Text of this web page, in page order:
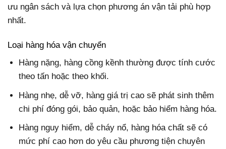
ưu ngân sách và lựa chọn phương án vận tải phù hợp
nhất.
Loại hàng hóa vận chuyển
Hàng nặng, hàng cồng kềnh thường được tính cước
theo tấn hoặc theo khối.
Hàng nhẹ, dễ vỡ, hàng giá trị cao sẽ phát sinh thêm
chi phí đóng gói, bảo quản, hoặc bảo hiểm hàng hóa.
Hàng nguy hiểm, dễ cháy nổ, hàng hóa chất sẽ có
mức phí cao hơn do yêu cầu phương tiện chuyên